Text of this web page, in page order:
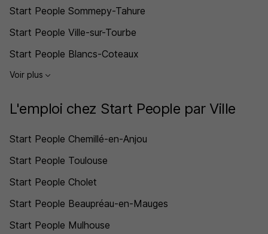
Start People Sommepy-Tahure
Start People Ville-sur-Tourbe
Start People Blancs-Coteaux
Voir plus
L'emploi chez Start People par Ville
Start People Chemillé-en-Anjou
Start People Toulouse
Start People Cholet
Start People Beaupréau-en-Mauges
Start People Mulhouse